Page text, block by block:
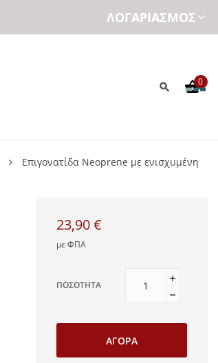
ΛΟΓΑΡΙΑΣΜΌΣ
0
Επιγονατίδα Neoprene με ενισχυμένη
23,90 €
με ΦΠΑ
ΠΟΣΌΤΗΤΑ
ΑΓΟΡΆ